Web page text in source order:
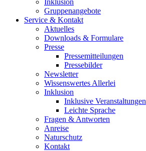
Inklusion
Gruppenangebote
Service & Kontakt
Aktuelles
Downloads & Formulare
Presse
Pressemitteilungen
Pressebilder
Newsletter
Wissenswertes Allerlei
Inklusion
Inklusive Veranstaltungen
Leichte Sprache
Fragen & Antworten
Anreise
Naturschutz
Kontakt